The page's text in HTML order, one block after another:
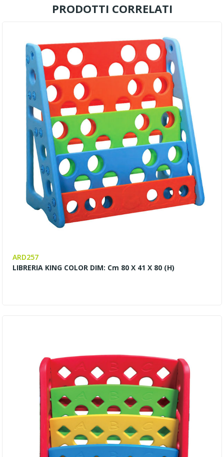
PRODOTTI CORRELATI
ARD257
LIBRERIA KING COLOR DIM: Cm 80 X 41 X 80 (h)